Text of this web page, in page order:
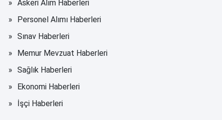
Askeri Alım Haberleri
Personel Alımı Haberleri
Sınav Haberleri
Memur Mevzuat Haberleri
Sağlık Haberleri
Ekonomi Haberleri
İşçi Haberleri